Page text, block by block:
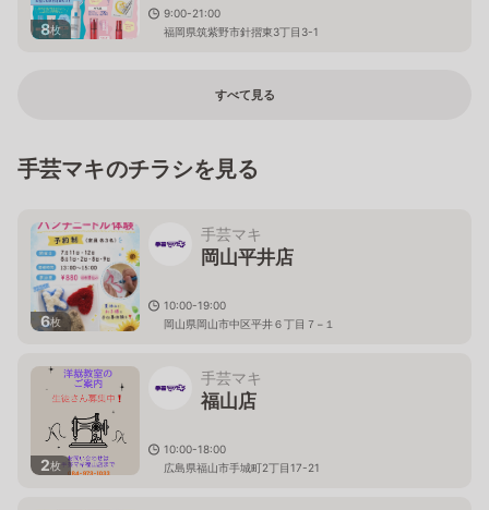
8枚
9:00-21:00
福岡県筑紫野市針摺東3丁目3-1
すべて見る
手芸マキのチラシを見る
6枚
手芸マキ
岡山平井店
10:00-19:00
岡山県岡山市中区平井６丁目７−１
2枚
手芸マキ
福山店
10:00-18:00
広島県福山市手城町2丁目17-21